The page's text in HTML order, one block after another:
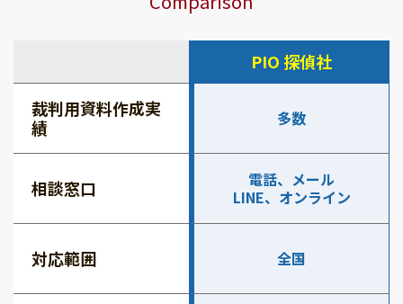
PIO 探偵社
裁判用資料作成実
績
多数
相談窓口
電話、メール
LINE、オンライン
対応範囲 全国